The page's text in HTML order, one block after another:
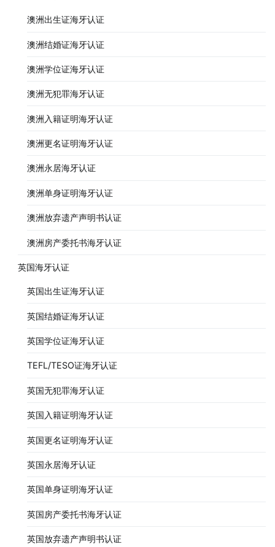
澳洲出生证海牙认证
澳洲结婚证海牙认证
澳洲学位证海牙认证
澳洲无犯罪海牙认证
澳洲入籍证明海牙认证
澳洲更名证明海牙认证
澳洲永居海牙认证
澳洲单身证明海牙认证
澳洲放弃遗产声明书认证
澳洲房产委托书海牙认证
英国海牙认证
英国出生证海牙认证
英国结婚证海牙认证
英国学位证海牙认证
TEFL/TESO证海牙认证
英国无犯罪海牙认证
英国入籍证明海牙认证
英国更名证明海牙认证
英国永居海牙认证
英国单身证明海牙认证
英国房产委托书海牙认证
英国放弃遗产声明书认证